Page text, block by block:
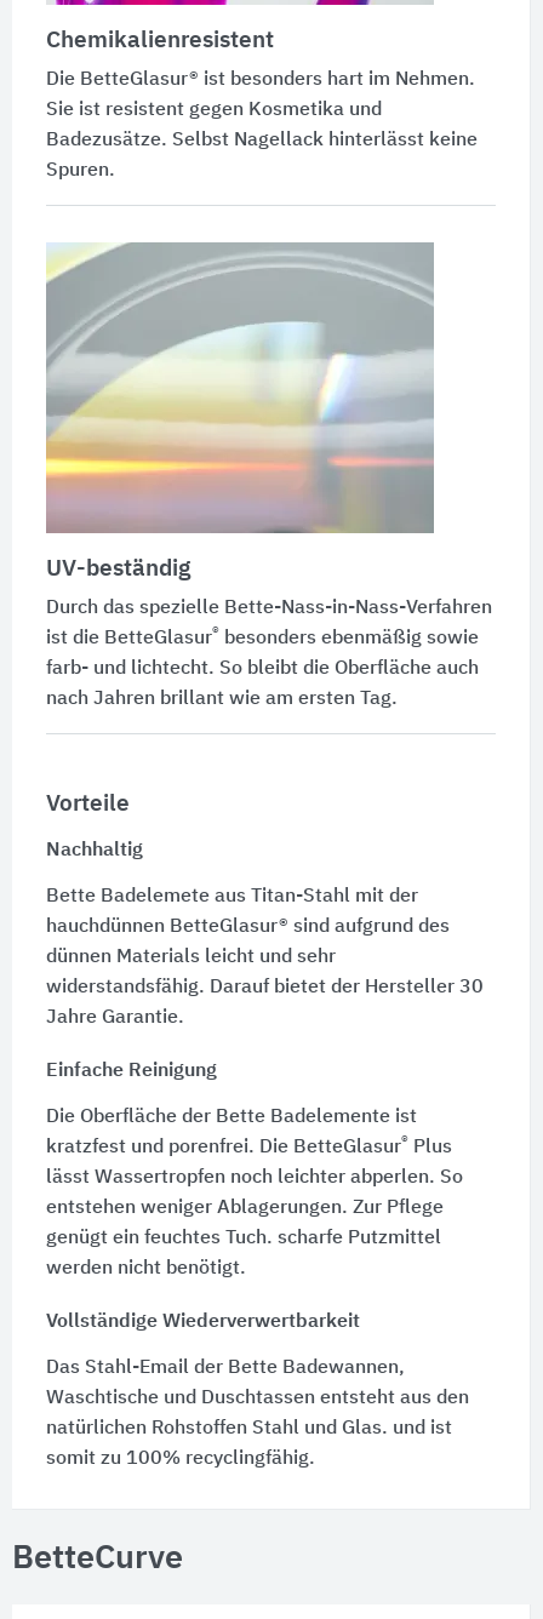
Chemikalienresistent
Die BetteGlasur® ist besonders hart im Nehmen.
Sie ist resistent gegen Kosmetika und
Badezusätze. Selbst Nagellack hinterlässt keine
Spuren.
UV-beständig
Durch das spezielle Bette-Nass-in-Nass-Verfahren
ist die BetteGlasur® besonders ebenmäßig sowie
farb- und lichtecht. So bleibt die Oberfläche auch
nach Jahren brillant wie am ersten Tag.
Vorteile
Nachhaltig
Bette Badelemete aus Titan-Stahl mit der
hauchdünnen BetteGlasur® sind aufgrund des
dünnen Materials leicht und sehr
widerstandsfähig. Darauf bietet der Hersteller 30
Jahre Garantie.
Einfache Reinigung
Die Oberfläche der Bette Badelemente ist
kratzfest und porenfrei. Die BetteGlasur® Plus
lässt Wassertropfen noch leichter abperlen. So
entstehen weniger Ablagerungen. Zur Pflege
genügt ein feuchtes Tuch. scharfe Putzmittel
werden nicht benötigt.
Vollständige Wiederverwertbarkeit
Das Stahl-Email der Bette Badewannen,
Waschtische und Duschtassen entsteht aus den
natürlichen Rohstoffen Stahl und Glas. und ist
somit zu 100% recyclingfähig.
BetteCurve